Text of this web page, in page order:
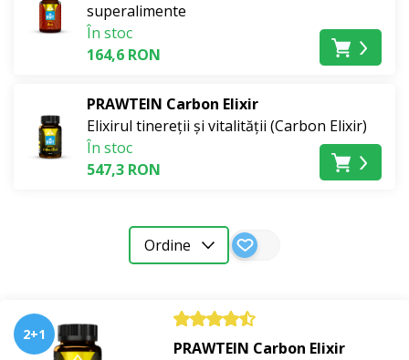
produse din aloe vera.
adoptați o atitudineholistică.
superalimente
În stoc
164,6 RON
PRAWTEIN Carbon Elixir
Elixirul tinereții și vitalității (Carbon Elixir)
În stoc
547,3 RON
Ordine
2+1
PRAWTEIN Carbon Elixir